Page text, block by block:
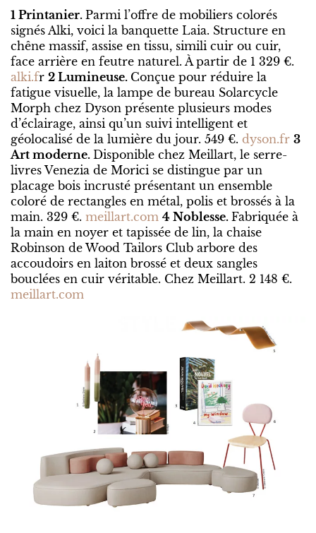
1 Printanier. Parmi l’offre de mobiliers colorés
signés Alki, voici la banquette Laia. Structure en
chêne massif, assise en tissu, simili cuir ou cuir,
face arrière en feutre naturel. À partir de 1 329 €.
alki.fr 2 Lumineuse. Conçue pour réduire la
fatigue visuelle, la lampe de bureau Solarcycle
Morph chez Dyson présente plusieurs modes
d’éclairage, ainsi qu’un suivi intelligent et
géolocalisé de la lumière du jour. 549 €. dyson.fr 3
Art moderne. Disponible chez Meillart, le serre-
livres Venezia de Morici se distingue par un
placage bois incrusté présentant un ensemble
coloré de rectangles en métal, polis et brossés à la
main. 329 €. meillart.com 4 Noblesse. Fabriquée à
la main en noyer et tapissée de lin, la chaise
Robinson de Wood Tailors Club arbore des
accoudoirs en laiton brossé et deux sangles
bouclées en cuir véritable. Chez Meillart. 2 148 €.
meillart.com